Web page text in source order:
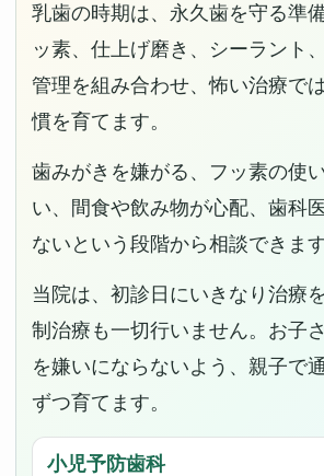
乳歯の時期は、永久歯を守る準
ッ素、仕上げ磨き、シーラント
管理を組み合わせ、怖い治療で
慣を育てます。
歯みがきを嫌がる、フッ素の使
い、間食や飲み物が心配、歯科
ないという段階から相談できます
当院は、初診日にいきなり治療
制治療も一切行いません。お子
を嫌いにならないよう、親子で
ずつ育てます。
小児予防歯科